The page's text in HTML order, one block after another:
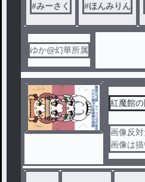
#みーさく #ほんみりん
ゆか@幻華所属
紅魔館
画像反対
画像は描